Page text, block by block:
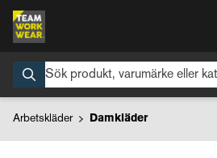
Arbetskläder Damkläder